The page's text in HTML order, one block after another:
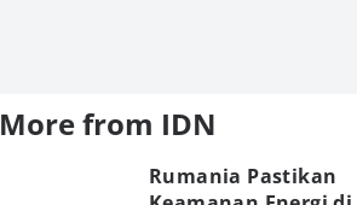
More from IDN
Rumania Pastikan